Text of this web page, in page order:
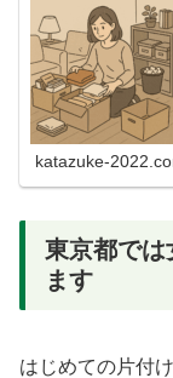
katazuke-
東京都では
ます
はじめての片付